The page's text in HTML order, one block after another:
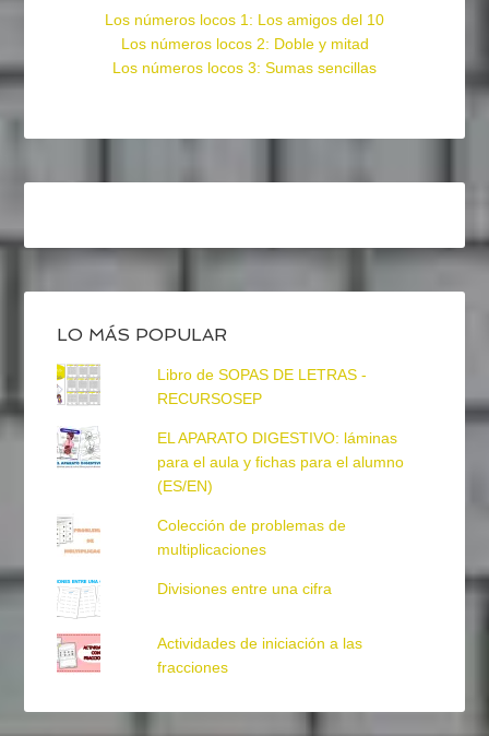
Los números locos 1: Los amigos del 10
Los números locos 2: Doble y mitad
Los números locos 3: Sumas sencillas
LO MÁS POPULAR
Libro de SOPAS DE LETRAS -
RECURSOSEP
EL APARATO DIGESTIVO: láminas
para el aula y fichas para el alumno
(ES/EN)
Colección de problemas de
multiplicaciones
Divisiones entre una cifra
Actividades de iniciación a las
fracciones